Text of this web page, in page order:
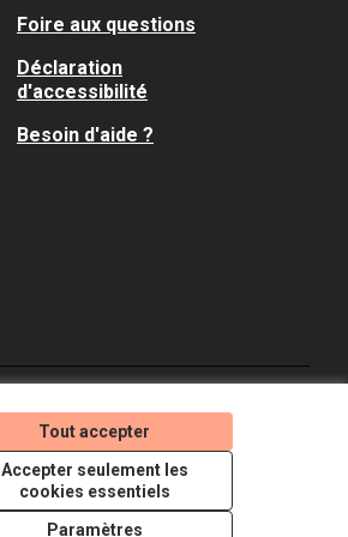
Tout accepter
Accepter seulement les
cookies essentiels
Paramètres
Foire aux questions
Déclaration
d'accessibilité
Besoin d'aide ?
(Lien externe)
(Lien externe)
(Lien externe)
Licence Creative
(Lien externe)